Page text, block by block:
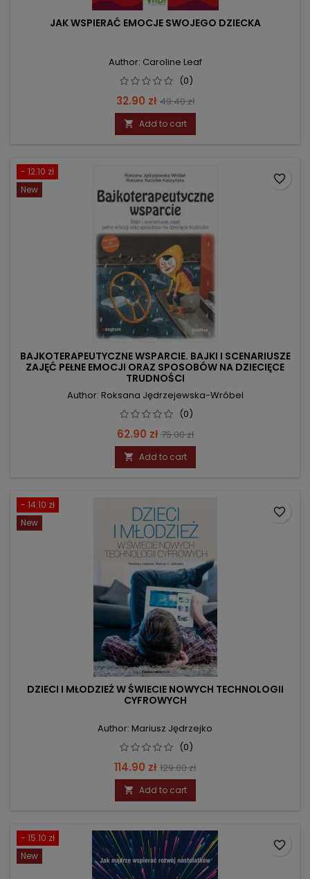
JAK WSPIERAĆ EMOCJE SWOJEGO DZIECKA
Author: Caroline Leaf
(0)
Price
32.90 zł Regular
price
49.40 zł
 Add to cart
- 12.10 zł
New
BAJKOTERAPEUTYCZNE WSPARCIE. BAJKI I SCENARIUSZE
ZAJĘĆ PEŁNE EMOCJI ORAZ SPOSOBÓW NA DZIECIĘCE
TRUDNOŚCI
Author: Roksana Jędrzejewska-Wróbel
(0)
Price
62.90 zł Regular
price
75.00 zł
 Add to cart
favorite_border
- 14.10 zł
New
DZIECI I MŁODZIEŻ W ŚWIECIE NOWYCH TECHNOLOGII
CYFROWYCH
Author: Mariusz Jędrzejko
(0)
Price
114.90 zł Regular
price
129.00 zł
 Add to cart
favorite_border
- 15.10 zł
New
favorite_border